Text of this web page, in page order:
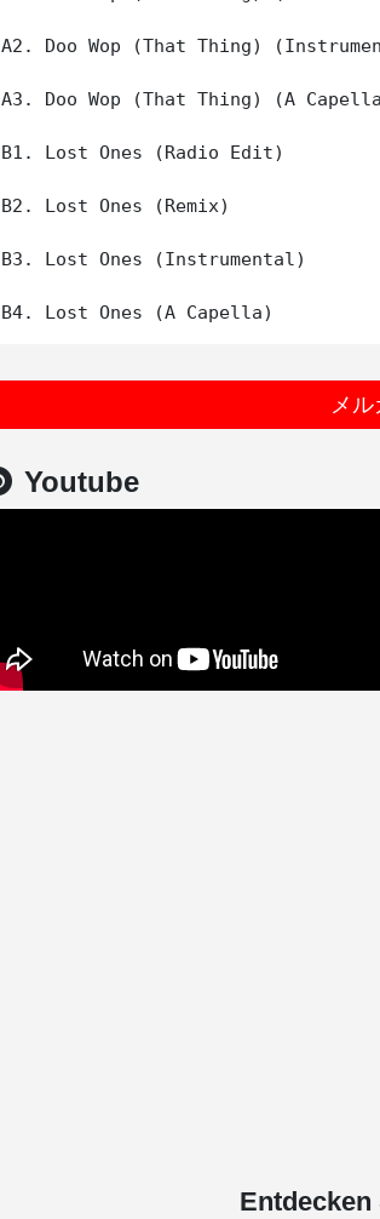
A2. Doo Wop (That Thing)
A3. Doo Wop (That Thing) (A
B1. Lost Ones (Radio Edit)
B2. Lost Ones (Remix)
B3. Lost Ones (Instrumental)
メル
Youtube
Entdecken